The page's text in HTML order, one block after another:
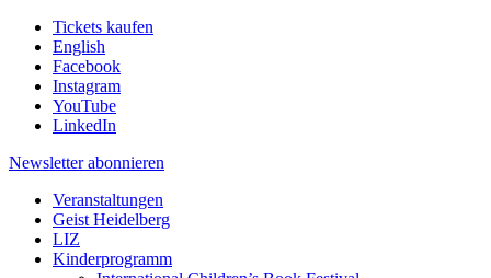
Tickets kaufen
English
Facebook
Instagram
YouTube
LinkedIn
Newsletter abonnieren
Veranstaltungen
Geist Heidelberg
LIZ
Kinderprogramm